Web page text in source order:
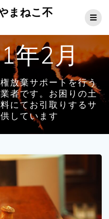
ン
ン
ツ
へ
ス
キ
ッ
プ
まねこ不
年2月
放棄サポートを行う
者です。お困りの土
にてお引取りするサ
しています